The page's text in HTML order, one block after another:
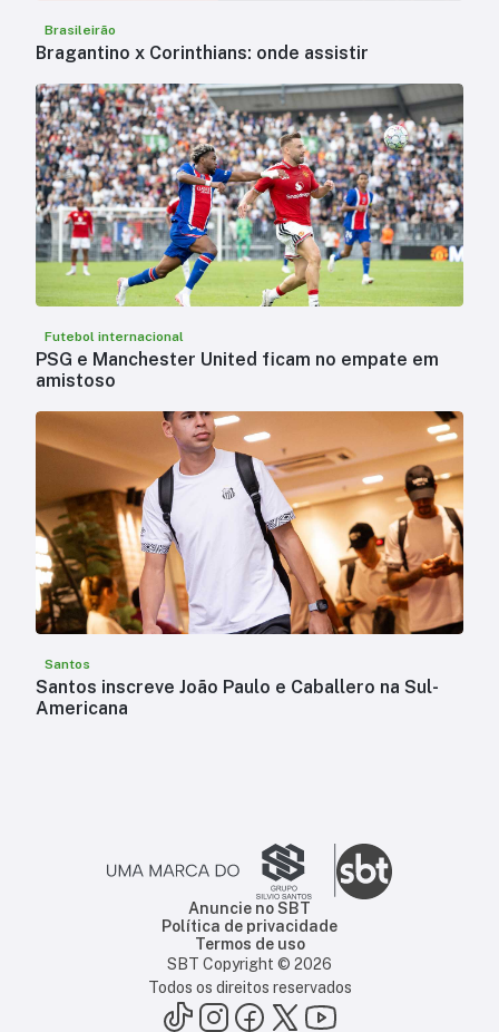
Brasileirão
Bragantino x Corinthians: onde assistir
Futebol internacional
PSG e Manchester United ficam no empate em
amistoso
Santos
Santos inscreve João Paulo e Caballero na Sul-
Americana
Anuncie no SBT
Política de privacidade
Termos de uso
SBT Copyright © 2026
Todos os direitos reservados